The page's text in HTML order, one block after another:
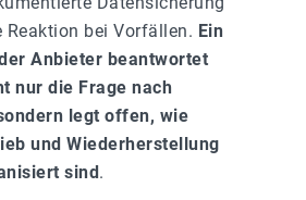
Reaktion bei Vorfällen. Ein
Anbieter beantwortet
nur die Frage nach
legt offen, wie
und Wiederherstellung
sind.